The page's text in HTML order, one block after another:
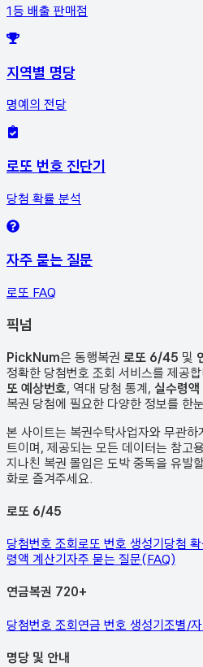
1등 배출 판매점
지역별 명당
명예의 전당
로또 번호 진단기
당첨 확률 분석
자주 묻는 질문
로또 FAQ
픽넘
PickNum은 동행복권 로또 6/45 및
정확한 당첨번호 조회 서비스를 제공
또 예상번호, 역대 당첨 통계, 실수령액
복권 당첨에 필요한 다양한 정보를 한
본 사이트는 복권수탁사업자와 무관
트이며, 제공되는 모든 데이터는 참고
지나친 복권 몰입은 도박 중독을 유발
화로 즐겨주세요.
로또 6/45
당첨번호 조회로또 번호 생성기당첨
령액 계산기자주 묻는 질문(FAQ)
연금복권 720+
당첨번호 조회연금 번호 생성기조별/
명당 및 안내